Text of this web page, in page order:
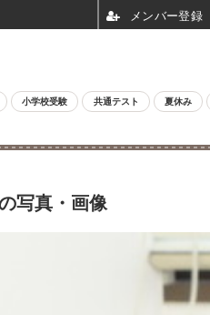
小学校受験 共通テスト 夏休み
写真・画像